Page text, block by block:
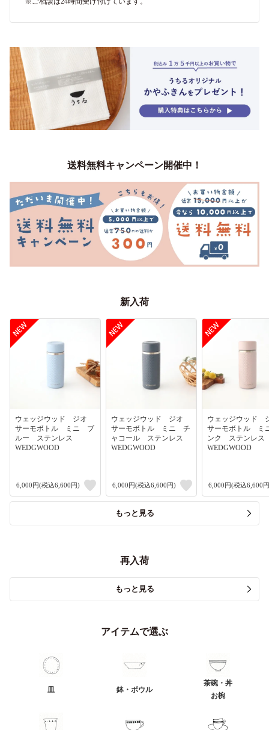
送料無料キャンペーン開催中！
新入荷
ウェッジウッド ジオ
サーモボトル ミニ ブ
ルー ステンレス
WEDGWOOD
6,000円(税込6,600円)
ウェッジウッド ジオ
サーモボトル ミニ チ
ャコール ステンレス
WEDGWOOD
6,000円(税込6,600円)
ウェッジウッド
サーモボトル
ンク ステンレ
WEDGWOOD
6,000円(税込6,600
もっと見る
再入荷
もっと見る
アイテムで選ぶ
皿 鉢・ボウル
茶碗・丼
お椀